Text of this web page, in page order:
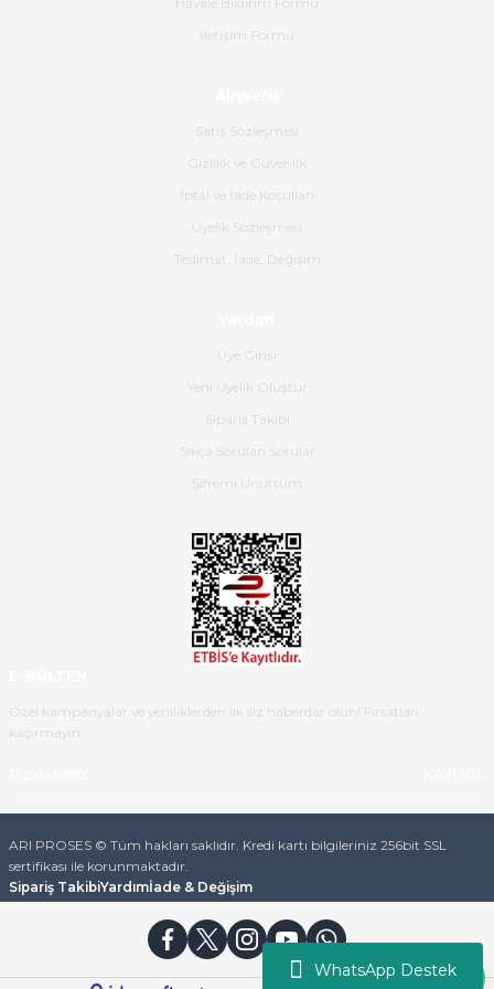
WhatsApp Destek
Ürünün kodu XDR-240e-24 yeni
Gerçekten harika ve etkileyici
Hızlı bir şekilde elimize ulaştı
ulaştı.Ürünün paketlenmesi
gayet başarılı hasarsız bir şekilde
teslim aldım. Bu konudaki
hassasiyetleri ve Ürünün kalitesi
İletişim Formu
Satış Sözleşmesi
Gizlilik ve Güvenlik
İptal ve İade Koşulları
Üyelik Sözleşmesi
Teslimat, İade, Değişim
Üye Girişi
Yeni Üyelik Oluştur
Sipariş Takibi
Sıkça Sorulan Sorular
Şifremi Unuttum
Özel kampanyalar ve yeniliklerden ilk siz haberdar olun! Fırsatları
kaçırmayın.
ARI PROSES © Tüm hakları saklıdır. Kredi kartı bilgileriniz 256bit SSL
sertifikası ile korunmaktadır.
Sipariş TakibiYardımİade & Değişim